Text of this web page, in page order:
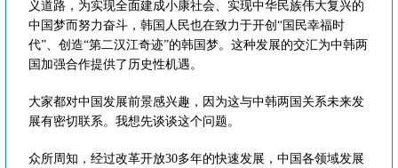
义道路，为实现全面建成小康社会、实现中华民族伟大复兴的
中国梦而努力奋斗，韩国人民也在致力于开创“国民幸福时
代”、创造“第二汉江奇迹”的韩国梦。这种发展的交汇为中韩两
国加强合作提供了历史性机遇。
大家都对中国发展前景感兴趣，因为这与中韩两国关系未来发
展有密切联系。我想先谈谈这个问题。
众所周知，经过改革开放30多年的快速发展，中国各领域发展